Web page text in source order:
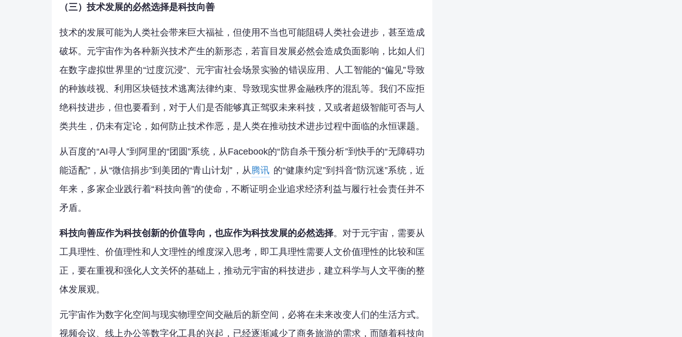
（三）技术发展的必然选择是科技向善
技术的发展可能为人类社会带来巨大福祉，但使用不当也可能阻碍人类社会进步，甚至造成
破坏。元宇宙作为各种新兴技术产生的新形态，若盲目发展必然会造成负面影响，比如人们
在数字虚拟世界里的“过度沉浸”、元宇宙社会场景实验的错误应用、人工智能的“偏见”导致
的种族歧视、利用区块链技术逃离法律约束、导致现实世界金融秩序的混乱等。我们不应拒
绝科技进步，但也要看到，对于人们是否能够真正驾驭未来科技，又或者超级智能可否与人
类共生，仍未有定论，如何防止技术作恶，是人类在推动技术进步过程中面临的永恒课题。
从百度的“AI寻人”到阿里的“团圆”系统，从Facebook的“防自杀干预分析”到快手的“无障碍功
能适配”，从“微信捐步”到美团的“青山计划”，从腾讯 的“健康约定”到抖音“防沉迷”系统，近
年来，多家企业践行着“科技向善”的使命，不断证明企业追求经济利益与履行社会责任并不
矛盾。
科技向善应作为科技创新的价值导向，也应作为科技发展的必然选择。对于元宇宙，需要从
工具理性、价值理性和人文理性的维度深入思考，即工具理性需要人文价值理性的比较和匡
正，要在重视和强化人文关怀的基础上，推动元宇宙的科技进步，建立科学与人文平衡的整
体发展观。
元宇宙作为数字化空间与现实物理空间交融后的新空间，必将在未来改变人们的生活方式。
视频会议、线上办公等数字化工具的兴起，已经逐渐减少了商务旅游的需求，而随着科技向